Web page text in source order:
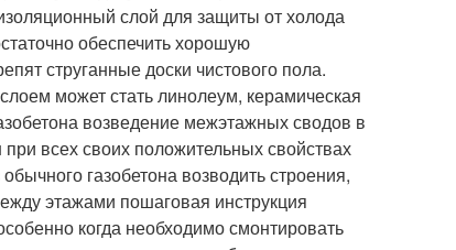
слой для защиты от холода
обеспечить хорошую
струганные доски чистового пола.
может стать линолеум, керамическая
возведение межэтажных сводов в
всех своих положительных свойствах
газобетона возводить строения,
этажами пошаговая инструкция
когда необходимо смонтировать